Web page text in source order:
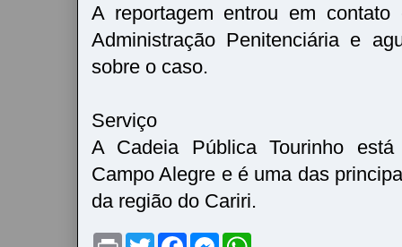
A reportagem entrou em
Administração Penitenciária e
sobre o caso.
Serviço
A Cadeia Pública Tourinho
Campo Alegre e é uma das
da região do Cariri.
P
T
F
M